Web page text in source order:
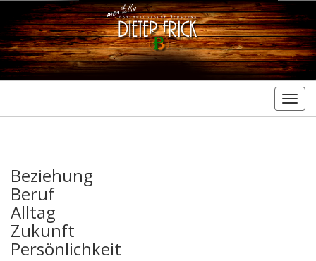
Beziehung
Beruf
Alltag
Zukunft
Persönlichkeit